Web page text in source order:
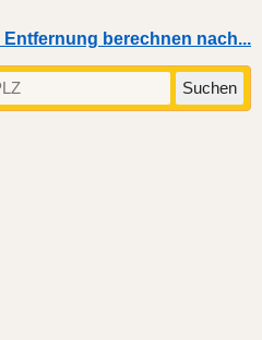
Entfernung berechnen nach...